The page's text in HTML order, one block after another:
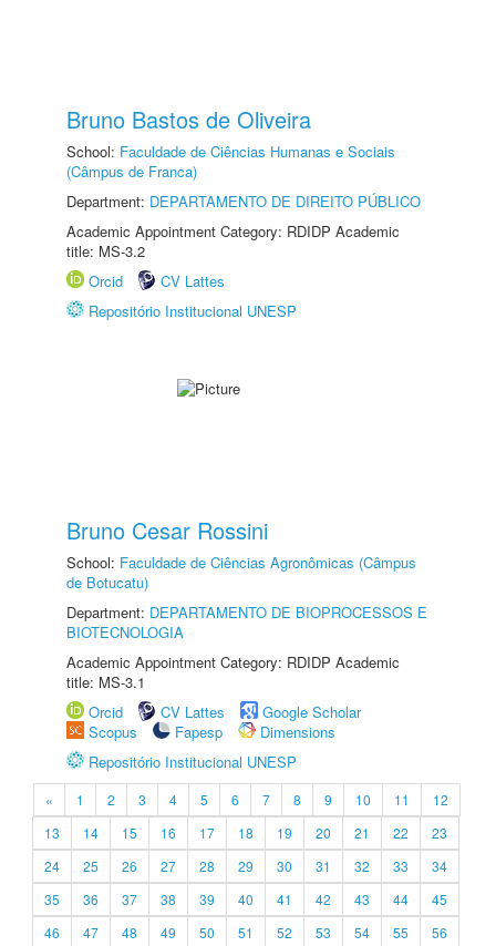
Bruno Bastos de Oliveira
School: Faculdade de Ciências Humanas e Sociais
(Câmpus de Franca)
Department: DEPARTAMENTO DE DIREITO PÚBLICO
Academic Appointment Category: RDIDP Academic
title: MS-3.2
Orcid
CV Lattes
Repositório Institucional UNESP
Bruno Cesar Rossini
School: Faculdade de Ciências Agronômicas (Câmpus
de Botucatu)
Department: DEPARTAMENTO DE BIOPROCESSOS E
BIOTECNOLOGIA
Academic Appointment Category: RDIDP Academic
title: MS-3.1
Orcid
CV Lattes
Google Scholar
Scopus
Fapesp
Dimensions
Repositório Institucional UNESP
« 1 2 3 4 5 6 7 8 9 10 11
12
13
14 15 16 17 18 19 20 21 22
23
24
25 26 27 28 29 30 31 32 33
34
35
36 37 38 39 40 41 42 43 44
45
46
47 48 49 50 51 52 53 54 55
56